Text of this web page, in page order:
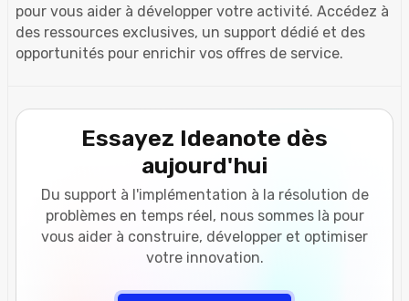
pour vous aider à développer votre activité. Accédez à
des ressources exclusives, un support dédié et des
opportunités pour enrichir vos offres de service.
Essayez Ideanote dès
aujourd'hui
Du support à l'implémentation à la résolution de
problèmes en temps réel, nous sommes là pour
vous aider à construire, développer et optimiser
votre innovation.